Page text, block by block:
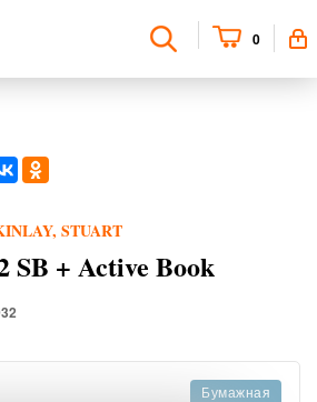
0
STUART
SB + Active Book
Бумажная